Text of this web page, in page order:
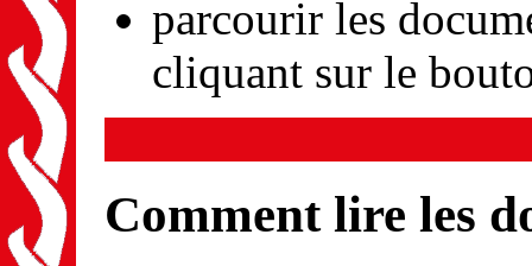
parcourir les
cliquant sur le
Comment lire les